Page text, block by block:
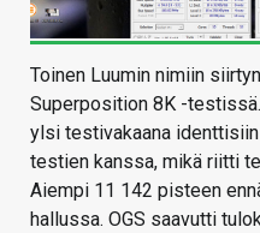
Toinen Luumin nimiin
Superposition 8K -
ylsi testivakaana
testien kanssa, mikä riitti
Aiempi 11 142 pisteen
hallussa. OGS saavutti